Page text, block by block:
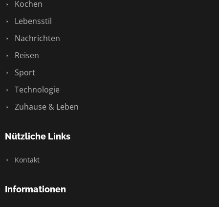
Kochen
Lebensstil
Nachrichten
Reisen
Sport
Technologie
Zuhause & Leben
Nützliche Links
Kontakt
Informationen